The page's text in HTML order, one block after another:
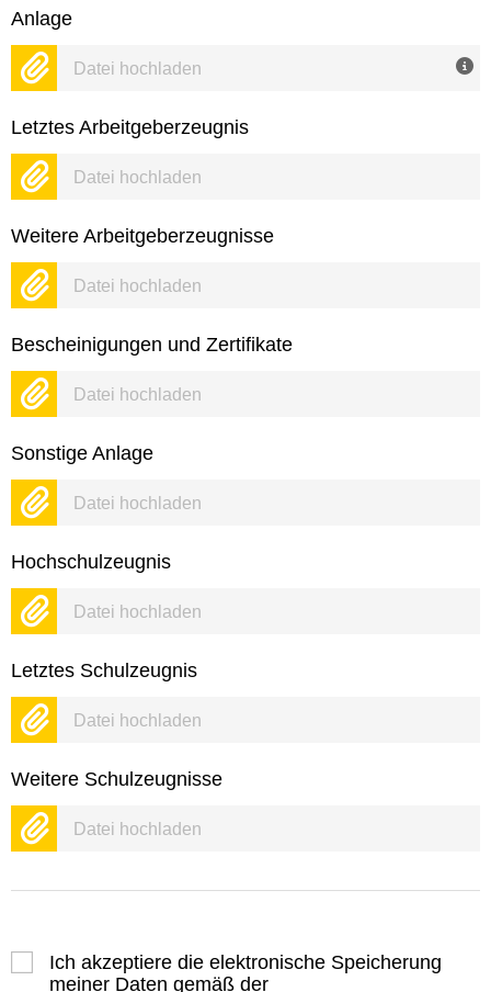
Anlage
Datei hochladen
Letztes Arbeitgeberzeugnis
Datei hochladen
Weitere Arbeitgeberzeugnisse
Datei hochladen
Bescheinigungen und Zertifikate
Datei hochladen
Sonstige Anlage
Datei hochladen
Hochschulzeugnis
Datei hochladen
Letztes Schulzeugnis
Datei hochladen
Weitere Schulzeugnisse
Datei hochladen
Ich akzeptiere die elektronische Speicherung
meiner Daten gemäß der